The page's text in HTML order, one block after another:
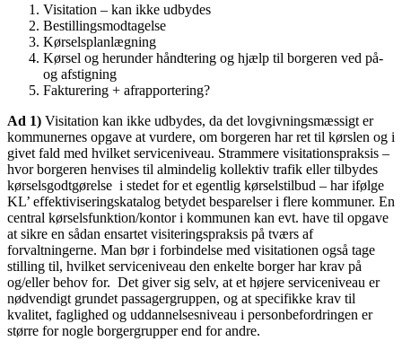
Visitation – kan ikke udbydes
Bestillingsmodtagelse
Kørselsplanlægning
Kørsel og herunder håndtering og hjælp til borgeren ved på-
og afstigning
Fakturering + afrapportering?
Ad 1) Visitation kan ikke udbydes, da det lovgivningsmæssigt er
kommunernes opgave at vurdere, om borgeren har ret til kørslen og i
givet fald med hvilket serviceniveau. Strammere visitationspraksis –
hvor borgeren henvises til almindelig kollektiv trafik eller tilbydes
kørselsgodtgørelse i stedet for et egentlig kørselstilbud – har ifølge
KL’ effektiviseringskatalog betydet besparelser i flere kommuner. En
central kørselsfunktion/kontor i kommunen kan evt. have til opgave
at sikre en sådan ensartet visiteringspraksis på tværs af
forvaltningerne. Man bør i forbindelse med visitationen også tage
stilling til, hvilket serviceniveau den enkelte borger har krav på
og/eller behov for. Det giver sig selv, at et højere serviceniveau er
nødvendigt grundet passagergruppen, og at specifikke krav til
kvalitet, faglighed og uddannelsesniveau i personbefordringen er
større for nogle borgergrupper end for andre.